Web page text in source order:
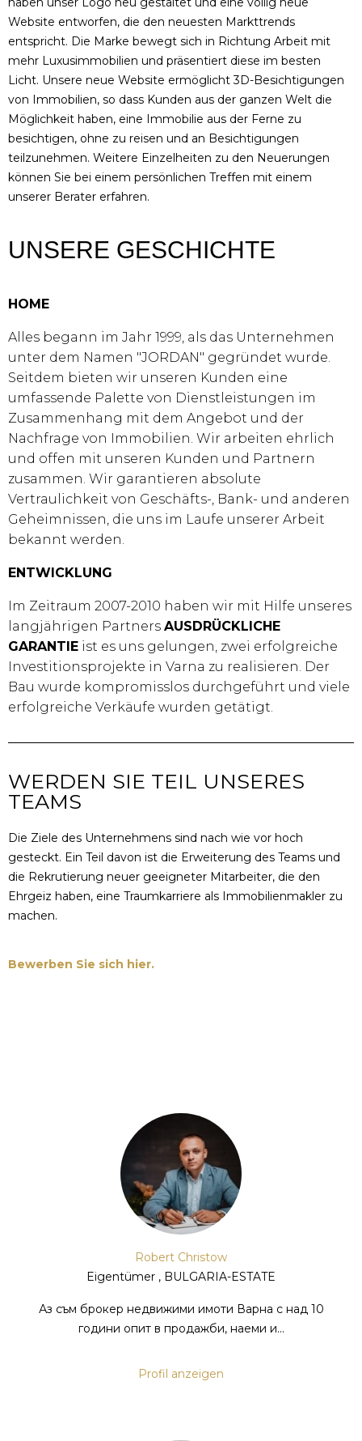
Website entworfen, die den neuesten Markttrends
entspricht. Die Marke bewegt sich in Richtung Arbeit mit
mehr Luxusimmobilien und präsentiert diese im besten
Licht. Unsere neue Website ermöglicht 3D-Besichtigungen
von Immobilien, so dass Kunden aus der ganzen Welt die
Möglichkeit haben, eine Immobilie aus der Ferne zu
besichtigen, ohne zu reisen und an Besichtigungen
teilzunehmen. Weitere Einzelheiten zu den Neuerungen
können Sie bei einem persönlichen Treffen mit einem
unserer Berater erfahren.
UNSERE GESCHICHTE
HOME
Alles begann im Jahr 1999, als das Unternehmen
unter dem Namen "JORDAN" gegründet wurde.
Seitdem bieten wir unseren Kunden eine
umfassende Palette von Dienstleistungen im
Zusammenhang mit dem Angebot und der
Nachfrage von Immobilien. Wir arbeiten ehrlich
und offen mit unseren Kunden und Partnern
zusammen. Wir garantieren absolute
Vertraulichkeit von Geschäfts-, Bank- und anderen
Geheimnissen, die uns im Laufe unserer Arbeit
bekannt werden.
ENTWICKLUNG
Im Zeitraum 2007-2010 haben wir mit Hilfe unseres
langjährigen Partners AUSDRÜCKLICHE
GARANTIE ist es uns gelungen, zwei erfolgreiche
Investitionsprojekte in Varna zu realisieren. Der
Bau wurde kompromisslos durchgeführt und viele
erfolgreiche Verkäufe wurden getätigt.
WERDEN SIE TEIL UNSERES
TEAMS
Die Ziele des Unternehmens sind nach wie vor hoch
gesteckt. Ein Teil davon ist die Erweiterung des Teams und
die Rekrutierung neuer geeigneter Mitarbeiter, die den
Ehrgeiz haben, eine Traumkarriere als Immobilienmakler zu
machen.
Bewerben Sie sich hier.
Robert Christow
Eigentümer , BULGARIA-ESTATE
Аз съм брокер недвижими имоти Варна с над 10
години опит в продажби, наеми и...
Profil anzeigen